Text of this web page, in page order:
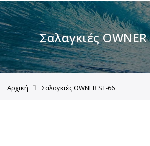
Σαλαγκιές
Αρχική Σαλαγκιές OWNER ST-66